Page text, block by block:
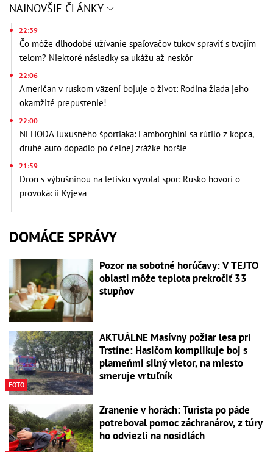
NAJNOVŠIE ČLÁNKY
22:39
Čo môže dlhodobé užívanie spaľovačov tukov spraviť s tvojím
telom? Niektoré následky sa ukážu až neskôr
22:06
Američan v ruskom väzení bojuje o život: Rodina žiada jeho
okamžité prepustenie!
22:00
NEHODA luxusného športiaka: Lamborghini sa rútilo z kopca,
druhé auto dopadlo po čelnej zrážke horšie
21:59
Dron s výbušninou na letisku vyvolal spor: Rusko hovorí o
provokácii Kyjeva
DOMÁCE SPRÁVY
Pozor na sobotné horúčavy: V TEJTO
oblasti môže teplota prekročiť 33
stupňov
FOTO
AKTUÁLNE Masívny požiar lesa pri
Trstíne: Hasičom komplikuje boj s
plameňmi silný vietor, na miesto
smeruje vrtuľník
Zranenie v horách: Turista po páde
potreboval pomoc záchranárov, z túry
ho odviezli na nosidlách